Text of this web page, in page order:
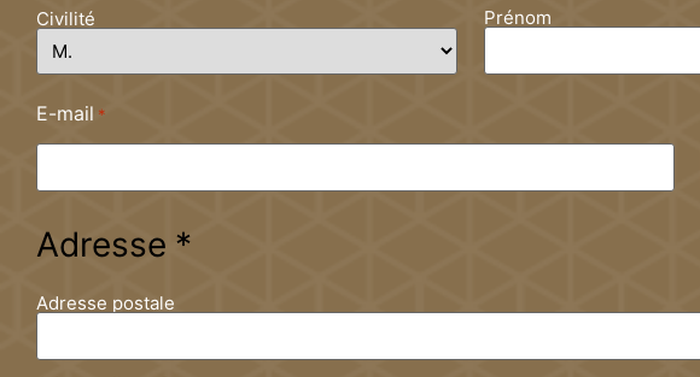
Civilité Prénom
E-mail *
Adresse *
Adresse postale